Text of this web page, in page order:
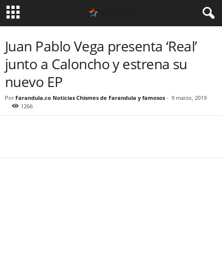
Juan Pablo Vega presenta ‘Real’
junto a Caloncho y estrena su
nuevo EP
Por Farandula.co Noticias Chismes de Farandula y famosos - 9 marzo, 2019
1266